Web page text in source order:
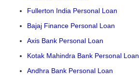
Fullerton India Personal Loan
Bajaj Finance Personal Loan
Axis Bank Personal Loan
Kotak Mahindra Bank Personal Loan
Andhra Bank Personal Loan